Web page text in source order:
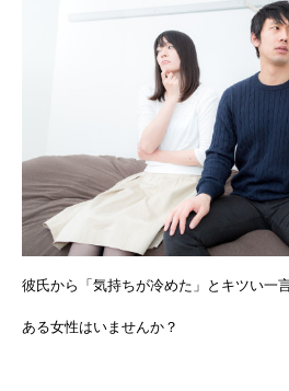
彼氏から「気持ちが冷めた」とキツい一
ある女性はいませんか？